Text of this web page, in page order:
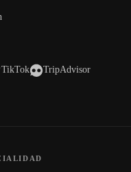
TikTok TripAdvisor